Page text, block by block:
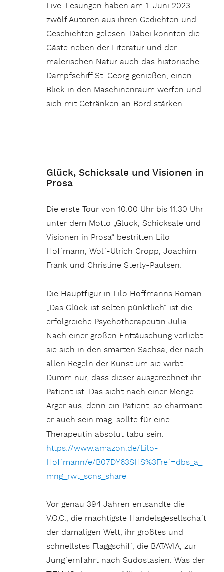
Live-Lesungen haben am 1. Juni 2023
zwölf Autoren aus ihren Gedichten und
Geschichten gelesen. Dabei konnten die
Gäste neben der Literatur und der
malerischen Natur auch das historische
Dampfschiff St. Georg genießen, einen
Blick in den Maschinenraum werfen und
sich mit Getränken an Bord stärken.
Glück, Schicksale und Visionen in
Prosa
Die erste Tour von 10:00 Uhr bis 11:30 Uhr
unter dem Motto „Glück, Schicksale und
Visionen in Prosa“ bestritten Lilo
Hoffmann, Wolf-Ulrich Cropp, Joachim
Frank und Christine Sterly-Paulsen:
Die Hauptfigur in Lilo Hoffmanns Roman
„Das Glück ist selten pünktlich“ ist die
erfolgreiche Psychotherapeutin Julia.
Nach einer großen Enttäuschung verliebt
sie sich in den smarten Sachsa, der nach
allen Regeln der Kunst um sie wirbt.
Dumm nur, dass dieser ausgerechnet ihr
Patient ist. Das sieht nach einer Menge
Ärger aus, denn ein Patient, so charmant
er auch sein mag, sollte für eine
Therapeutin absolut tabu sein.
https://www.amazon.de/Lilo-
Hoffmann/e/B07DY63SHS%3Fref=dbs_a_
mng_rwt_scns_share
Vor genau 394 Jahren entsandte die
V.O.C., die mächtigste Handelsgesellschaft
der damaligen Welt, ihr größtes und
schnellstes Flaggschiff, die BATAVIA, zur
Jungfernfahrt nach Südostasien. Was der